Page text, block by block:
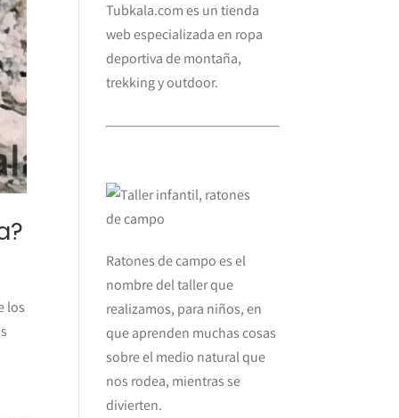
los
Tubkala.com es un tienda
web especializada en ropa
deportiva de montaña,
trekking y outdoor.
Ratones de campo es el
nombre del taller que
realizamos, para niños, en
que aprenden muchas cosas
sobre el medio natural que
nos rodea, mientras se
divierten.